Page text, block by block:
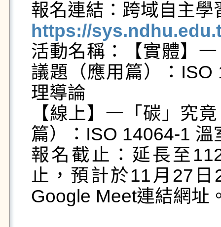
https://
活動名稱：【實體】
議題（應用篇）：
理導論
【線上】一「碳」究
篇）：ISO 14064-1
報名截止：延長至
止，預計於11月27
Google Meet連結網址